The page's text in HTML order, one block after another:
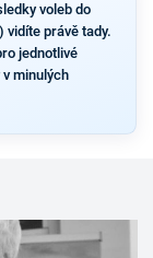
voleb do
vidíte právě tady.
jednotlivé
minulých